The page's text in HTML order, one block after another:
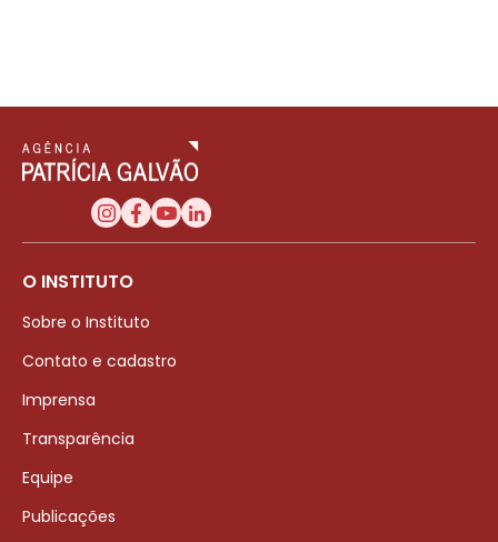
O INSTITUTO
Sobre o Instituto
Contato e cadastro
Imprensa
Transparência
Equipe
Publicações